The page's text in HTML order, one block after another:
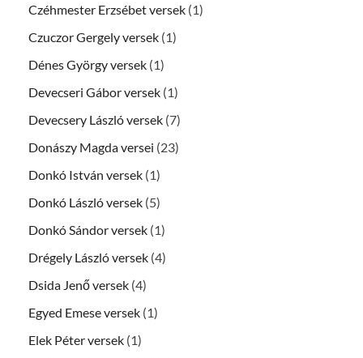
Czéhmester Erzsébet versek (1)
Czuczor Gergely versek (1)
Dénes György versek (1)
Devecseri Gábor versek (1)
Devecsery László versek (7)
Donászy Magda versei (23)
Donkó István versek (1)
Donkó László versek (5)
Donkó Sándor versek (1)
Drégely László versek (4)
Dsida Jenő versek (4)
Egyed Emese versek (1)
Elek Péter versek (1)